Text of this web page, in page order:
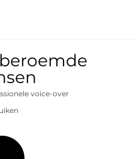
voice-over